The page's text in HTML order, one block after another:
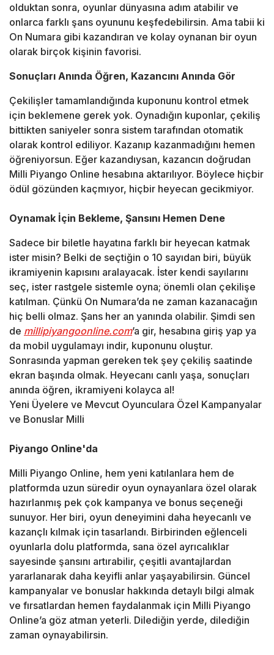
olduktan sonra, oyunlar dünyasına adım atabilir ve
onlarca farklı şans oyununu keşfedebilirsin. Ama tabii ki
On Numara gibi kazandıran ve kolay oynanan bir oyun
olarak birçok kişinin favorisi.
Sonuçları Anında Öğren, Kazancını Anında Gör
Çekilişler tamamlandığında kuponunu kontrol etmek
için beklemene gerek yok. Oynadığın kuponlar, çekiliş
bittikten saniyeler sonra sistem tarafından otomatik
olarak kontrol ediliyor. Kazanıp kazanmadığını hemen
öğreniyorsun. Eğer kazandıysan, kazancın doğrudan
Milli Piyango Online hesabına aktarılıyor. Böylece hiçbir
ödül gözünden kaçmıyor, hiçbir heyecan gecikmiyor.
Oynamak İçin Bekleme, Şansını Hemen Dene
Sadece bir biletle hayatına farklı bir heyecan katmak
ister misin? Belki de seçtiğin o 10 sayıdan biri, büyük
ikramiyenin kapısını aralayacak. İster kendi sayılarını
seç, ister rastgele sistemle oyna; önemli olan çekilişe
katılman. Çünkü On Numara’da ne zaman kazanacağın
hiç belli olmaz. Şans her an yanında olabilir. Şimdi sen
de millipiyangoonline.com’a gir, hesabına giriş yap ya
da mobil uygulamayı indir, kuponunu oluştur.
Sonrasında yapman gereken tek şey çekiliş saatinde
ekran başında olmak. Heyecanı canlı yaşa, sonuçları
anında öğren, ikramiyeni kolayca al!
Yeni Üyelere ve Mevcut Oyunculara Özel Kampanyalar
ve Bonuslar Milli
Piyango Online'da
Milli Piyango Online, hem yeni katılanlara hem de
platformda uzun süredir oyun oynayanlara özel olarak
hazırlanmış pek çok kampanya ve bonus seçeneği
sunuyor. Her biri, oyun deneyimini daha heyecanlı ve
kazançlı kılmak için tasarlandı. Birbirinden eğlenceli
oyunlarla dolu platformda, sana özel ayrıcalıklar
sayesinde şansını artırabilir, çeşitli avantajlardan
yararlanarak daha keyifli anlar yaşayabilirsin. Güncel
kampanyalar ve bonuslar hakkında detaylı bilgi almak
ve fırsatlardan hemen faydalanmak için Milli Piyango
Online’a göz atman yeterli. Dilediğin yerde, dilediğin
zaman oynayabilirsin.